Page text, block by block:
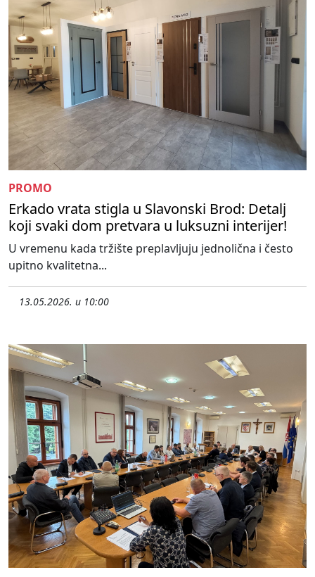
PROMO
Erkado vrata stigla u Slavonski Brod: Detalj
koji svaki dom pretvara u luksuzni interijer!
U vremenu kada tržište preplavljuju jednolična i često
upitno kvalitetna...
13.05.2026. u 10:00